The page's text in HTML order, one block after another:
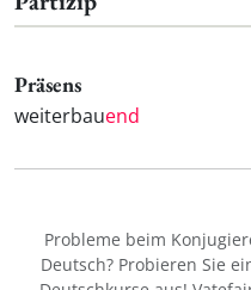
Präsens
weiterbauend
Probleme beim
Deutsch? Probieren Sie